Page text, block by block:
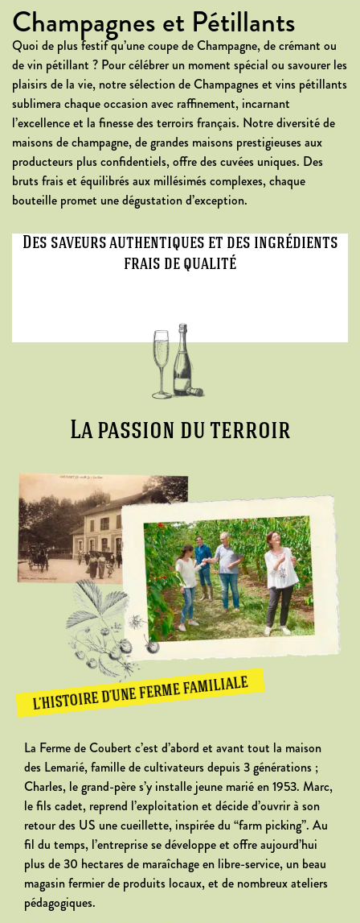
Des saveurs authentiques et des ingrédients
frais de qualité
Champagnes et Pétillants
Quoi de plus festif qu’une coupe de Champagne, de crémant ou
de vin pétillant ? Pour célébrer un moment spécial ou savourer les
plaisirs de la vie, notre sélection de Champagnes et vins pétillants
sublimera chaque occasion avec raffinement, incarnant
l’excellence et la finesse des terroirs français. Notre diversité de
maisons de champagne, de grandes maisons prestigieuses aux
producteurs plus confidentiels, offre des cuvées uniques. Des
bruts frais et équilibrés aux millésimés complexes, chaque
bouteille promet une dégustation d’exception.
La passion du terroir
L’HISTOIRE D’UNE FERME FAMILIALE
La Ferme de Coubert c’est d’abord et avant tout la maison
des Lemarié, famille de cultivateurs depuis 3 générations ;
Charles, le grand-père s’y installe jeune marié en 1953. Marc,
le fils cadet, reprend l’exploitation et décide d’ouvrir à son
retour des US une cueillette, inspirée du “farm picking”. Au
fil du temps, l’entreprise se développe et offre aujourd’hui
plus de 30 hectares de maraîchage en libre-service, un beau
magasin fermier de produits locaux, et de nombreux ateliers
pédagogiques.